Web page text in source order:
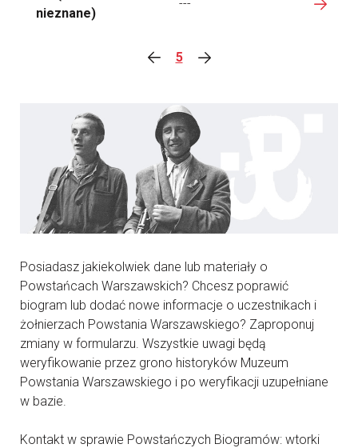
nieznane)
---
5
Posiadasz jakiekolwiek dane lub materiały o
Powstańcach Warszawskich? Chcesz poprawić
biogram lub dodać nowe informacje o uczestnikach i
żołnierzach Powstania Warszawskiego? Zaproponuj
zmiany w formularzu. Wszystkie uwagi będą
weryfikowanie przez grono historyków Muzeum
Powstania Warszawskiego i po weryfikacji uzupełniane
w bazie.
Kontakt w sprawie Powstańczych Biogramów: wtorki